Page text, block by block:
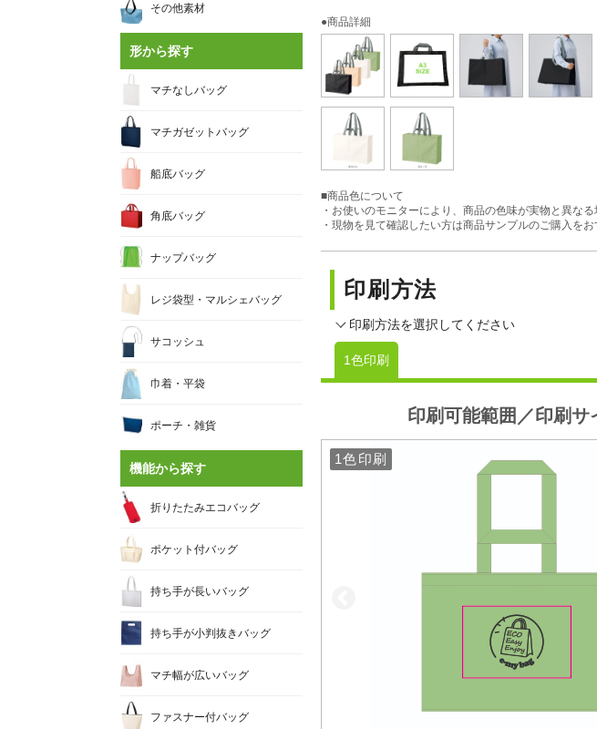
●商品詳細
■商品色について
・お使いのモニターにより、商品の色味が実物と異なる
・現物を見て確認したい方は商品サンプルのご購入をお
印刷方法
印刷方法を選択してください
1色印刷
印刷可能範囲／印刷サ
1色印刷
1色印刷
その他素材
形から探す
マチなしバッグ
マチガゼットバッグ
船底バッグ
角底バッグ
ナップバッグ
レジ袋型・マルシェバッグ
サコッシュ
巾着・平袋
ポーチ・雑貨
機能から探す
折りたたみエコバッグ
ポケット付バッグ
持ち手が長いバッグ
持ち手が小判抜きバッグ
マチ幅が広いバッグ
ファスナー付バッグ